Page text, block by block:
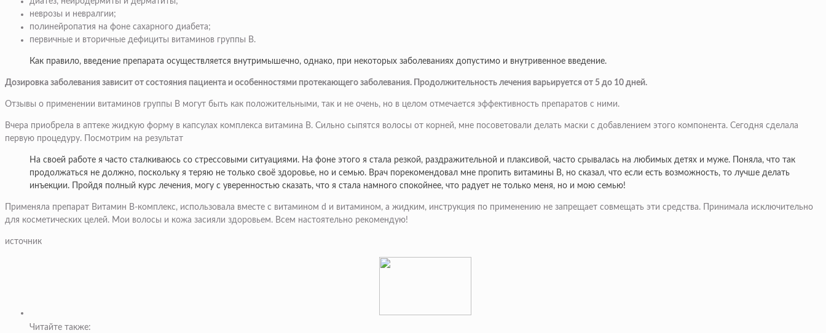
неврозы и невралгии;
полинейропатия на фоне сахарного диабета;
первичные и вторичные дефициты витаминов группы В.
Как правило, введение препарата осуществляется внутримышечно, однако, при некоторых заболеваниях допустимо и внутривенное введение.
Дозировка заболевания зависит от состояния пациента и особенностями протекающего заболевания. Продолжительность лечения варьируется от 5 до 10 дней.
Отзывы о применении витаминов группы B могут быть как положительными, так и не очень, но в целом отмечается эффективность препаратов с ними.
Вчера приобрела в аптеке жидкую форму в капсулах комплекса витамина В. Сильно сыпятся волосы от корней, мне посоветовали делать маски с добавлением этого компонента. Сегодня сделала
первую процедуру. Посмотрим на результат
На своей работе я часто сталкиваюсь со стрессовыми ситуациями. На фоне этого я стала резкой, раздражительной и плаксивой, часто срывалась на любимых детях и муже. Поняла, что так
продолжаться не должно, поскольку я теряю не только своё здоровье, но и семью. Врач порекомендовал мне пропить витамины В, но сказал, что если есть возможность, то лучше делать
инъекции. Пройдя полный курс лечения, могу с уверенностью сказать, что я стала намного спокойнее, что радует не только меня, но и мою семью!
Применяла препарат Витамин В-комплекс, использовала вместе с витамином d и витамином, а жидким, инструкция по применению не запрещает совмещать эти средства. Принимала исключительно
для косметических целей. Мои волосы и кожа засияли здоровьем. Всем настоятельно рекомендую!
источник
Читайте также: